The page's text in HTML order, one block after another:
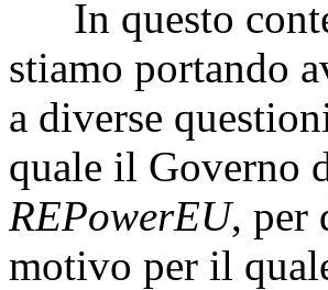
In questo
stiamo portando
a diverse
quale il Governo
REPowerEU, per
motivo per il